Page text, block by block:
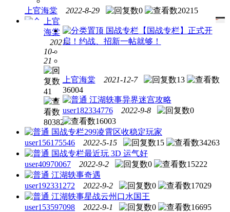
上官海棠 2022-8-29 0 20215
手教
你
改"论
坛
ID、
论坛
头
像"
上官
海棠
2021-
10-
21
41
80382
国战专栏【国战专栏】正式开
启！约战、招新一帖就够！
上官海棠 2021-12-7
13
36004
江湖轶事异界迷宫攻略
user182334776
2022-9-8
0
16003
国战专栏299凌霄区收稳定玩家
user156175546
2022-5-15 15
34263
国战专栏最近玩 3D 运气好
user40970067
2022-9-2 0
15222
江湖轶事奇遇
user192331272
2022-9-2 0
17029
江湖轶事星战云州口水国王
user153597098
2022-9-1 0
16695